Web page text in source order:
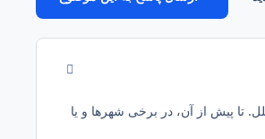
تا پیش از آن، در برخی شهرها و یا